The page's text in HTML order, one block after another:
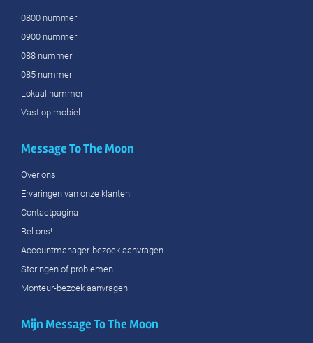
0800 nummer
0900 nummer
088 nummer
085 nummer
Lokaal nummer
Vast op mobiel
Message To The Moon
Over ons
Ervaringen van onze klanten
Contactpagina
Bel ons!
Accountmanager-bezoek aanvragen
Storingen of problemen
Monteur-bezoek aanvragen
Mijn Message To The Moon